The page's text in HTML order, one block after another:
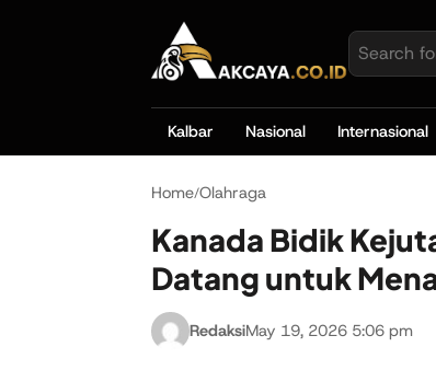
Kalbar Nasional Internasional
Home/Olahraga
Kanada Bidik
Datang untuk
RedaksiMay 19, 2026 5:06 pm